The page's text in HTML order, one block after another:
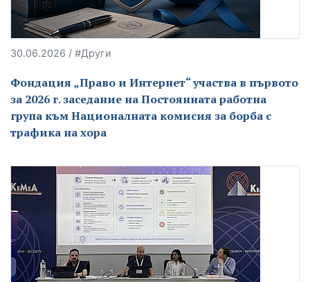
30.06.2026 / #Други
Фондация „Право и Интернет“ участва в първото
за 2026 г. заседание на Постоянната работна
група към Националната комисия за борба с
трафика на хора